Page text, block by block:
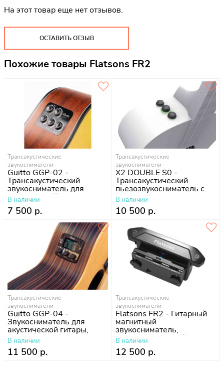
На этот товар еще нет отзывов.
ОСТАВИТЬ ОТЗЫВ
Похожие товары Flatsons FR2
Трансакустические
звукосниматели
Guitto GGP-02 -
Трансакустический
звукосниматель для
акустической гитары
В наличии
7 500 р.
Трансакустические
звукосниматели
X2 DOUBLE S0 -
Трансакустический
пьезозвукосниматель с
микрофоном
В наличии
10 500 р.
Трансакустические
звукосниматели
Guitto GGP-04 -
Звукосниматель для
акустической гитары,
трансакустика,
резонансный
В наличии
11 500 р.
Трансакустические
звукосниматели
Flatsons FR2 - Гитарный
магнитный
звукосниматель,
трансакустический
В наличии
12 500 р.